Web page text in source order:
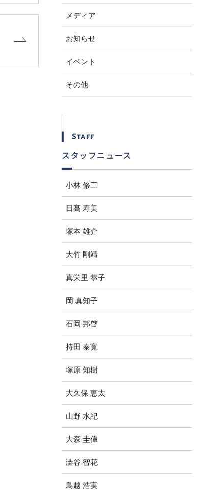
メディア
お知らせ
イベント
その他
Staff
スタッフニュース
小林 修三
日髙 寿美
塚本 雄介
大竹 剛靖
真栄里 恭子
岡 真知子
石岡 邦啓
持田 泰寛
塚原 知樹
大久保 恵太
山野 水紀
大森 圭偉
澁谷 智花
鳥越 浩実